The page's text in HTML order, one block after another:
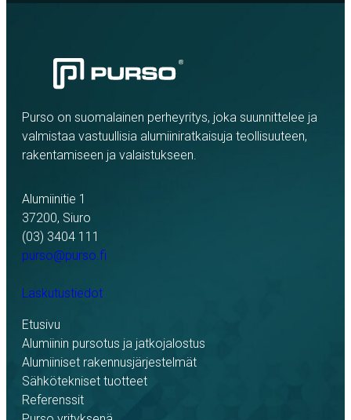
Purso on suomalainen perheyritys, joka suunnittelee ja
valmistaa vastuullisia alumiiniratkaisuja teollisuuteen,
rakentamiseen ja valaistukseen.
Alumiinitie 1
37200, Siuro
(03) 3404 111
purso@purso.fi
Laskutustiedot
Etusivu
Alumiinin pursotus ja jatkojalostus
Alumiiniset rakennusjärjestelmät
Sähkötekniset tuotteet
Referenssit